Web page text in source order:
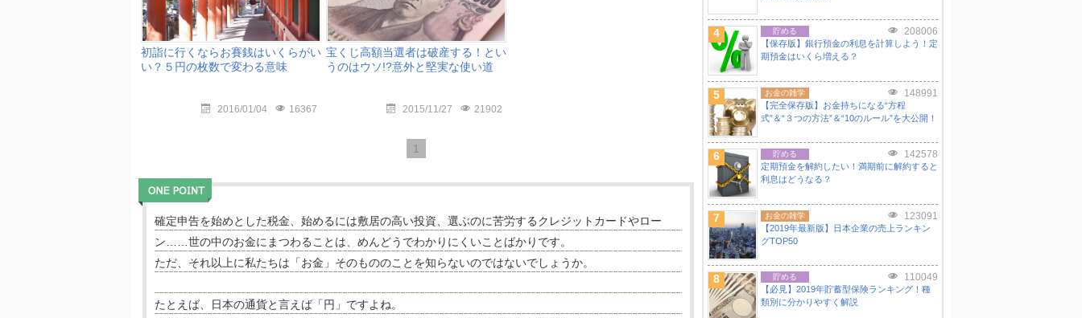
初詣に行くならお賽銭はいくらがい
い？５円の枚数で変わる意味
2016/01/04 16367
宝くじ高額当選者は破産する！とい
うのはウソ!?意外と堅実な使い道
2015/11/27 21902
1
確定申告を始めとした税金、始めるには敷居の高い投資、選ぶのに苦労するクレジットカードやロー
ン……世の中のお金にまつわることは、めんどうでわかりにくいことばかりです。
ただ、それ以上に私たちは「お金」そのもののことを知らないのではないでしょうか。
たとえば、日本の通貨と言えば「円」ですよね。
4 貯める 208006
【保存版】銀行預金の利息を計算しよう！定
期預金はいくら増える？
5 お金の雑学 148991
【完全保存版】お金持ちになる“方程
式”＆“３つの方法”＆“10のルール”を大公開！
6 貯める 142578
定期預金を解約したい！満期前に解約すると
利息はどうなる？
7 お金の雑学 123091
【2019年最新版】日本企業の売上ランキン
グTOP50
8 貯める 110049
【必見】2019年貯蓄型保険ランキング！種
類別に分かりやすく解説